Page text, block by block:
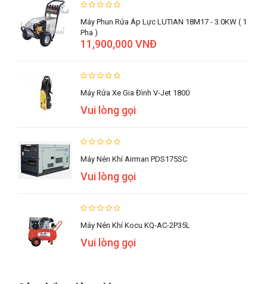
Máy Phun Rửa Áp Lực LUTIAN 18M17 - 3.0KW ( 1
Pha )
11,900,000 VNĐ
Máy Rửa Xe Gia Đình V-Jet 1800
Vui lòng gọi
Máy Nén Khí Airman PDS175SC
Vui lòng gọi
Máy Nén Khí Kocu KQ-AC-2P35L
Vui lòng gọi